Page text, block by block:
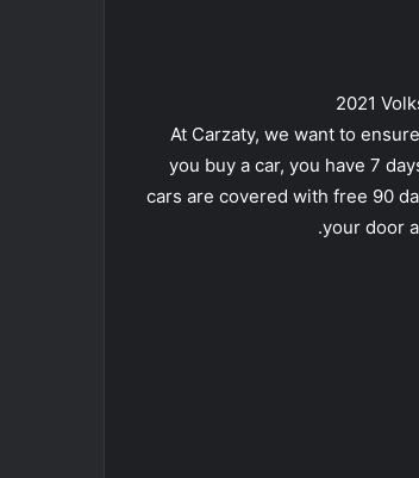
At Carzaty, we want to
you buy a car, you have 7
cars are covered with free 90
your door